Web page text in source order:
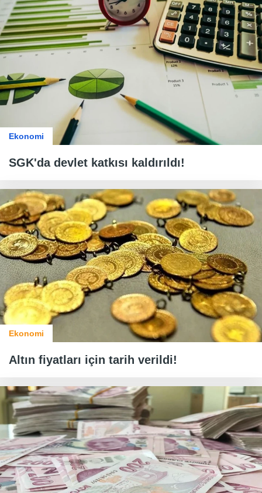
Ekonomi
SGK'da devlet katkısı kaldırıldı!
Ekonomi
Altın fiyatları için tarih verildi!